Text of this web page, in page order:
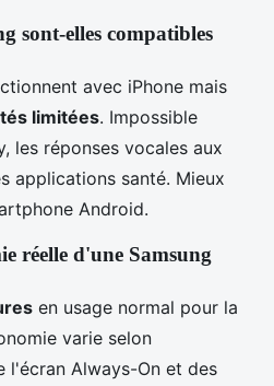
sont-elles compatibles
avec iPhone mais
limitées. Impossible
les réponses vocales aux
applications santé. Mieux
Android.
réelle d'une Samsung
en usage normal pour la
varie selon
l'écran Always-On et des